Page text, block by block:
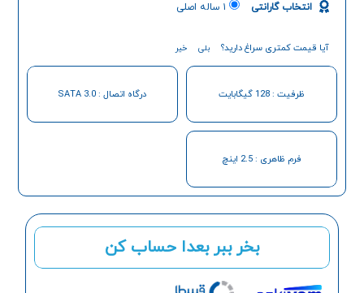
بخر ببر بعدا حساب کن
انتخاب گارانتی ۱ ساله اصلی
آیا قیمت کمتری سراغ دارید؟ بلی خیر
ظرفیت : 128 گیگابایت درگاه اتصال : SATA 3.0
فرم ظاهری : 2.5 اینچ